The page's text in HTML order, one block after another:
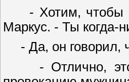
- Хотим, чтобы ты
Маркус. - Ты когда-
- Да, он говорил,
- Отлично, это